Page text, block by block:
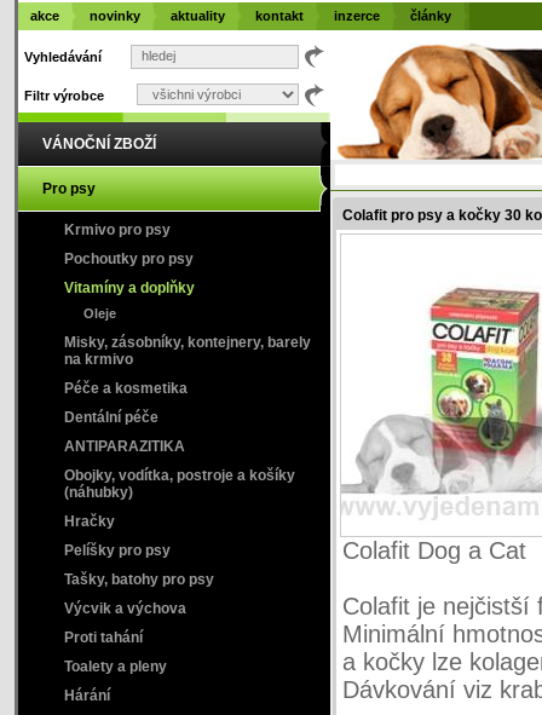
Colafit pro psy a kočky 30
Colafit Dog a Cat
Colafit je nejčistší
Minimální
a kočky lze
Dávkování viz
Vyhledávání
Filtr výrobce
VÁNOČNÍ ZBOŽÍ
Pro psy
Krmivo pro psy
Pochoutky pro psy
Vitamíny a doplňky
Oleje
Misky, zásobníky, kontejnery, barely
na krmivo
Péče a kosmetika
Dentální péče
ANTIPARAZITIKA
Obojky, vodítka, postroje a košíky
(náhubky)
Hračky
Pelíšky pro psy
Tašky, batohy pro psy
Výcvik a výchova
Proti tahání
Toalety a pleny
Hárání
akce novinky aktuality kontakt inzerce články